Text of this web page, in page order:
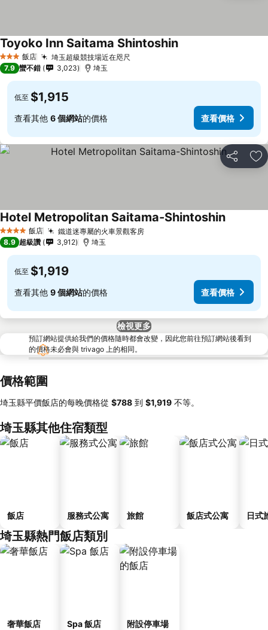
3 星級 飯店 埼玉超級競技場近在咫尺
Toyoko Inn Saitama Shintoshin
7.9 蠻不錯 3,023 埼玉
低至 $1,915
查看其他 6 個網站的價格 查看價格
分享 加
4 星級 飯店 鐵道迷專屬的火車景觀客房
Hotel Metropolitan Saitama-Shintoshin
8.9 超級讚 3,912 埼玉
低至 $1,919
查看其他 9 個網站的價格 查看價格
檢視更多
預訂網站提供給我們的價格隨時都會改變，因此您前往預訂網站後看到
的價格未必會與 trivago 上的相同。
價格範圍
埼玉縣平價飯店的每晚價格從 ‎$788 到 ‎$1,919 不等。
埼玉縣其他住宿類型
飯店 服務式公寓 旅館 飯店式公寓 日式
埼玉縣熱門飯店類別
奢華飯店 Spa 飯店
附設停車場